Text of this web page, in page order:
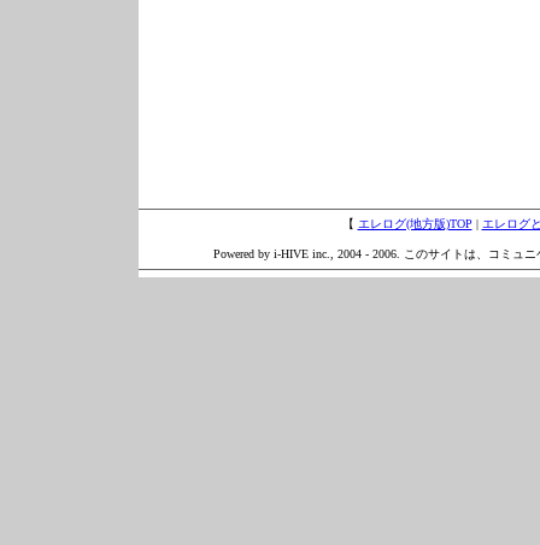
【 エレログ(地方版)TOP | エレログ
Powered by i-HIVE inc., 2004 - 2006. このサイトは、コミュ